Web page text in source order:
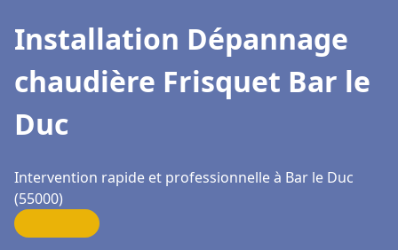
Installation Dépannage
chaudière Frisquet Bar le
Duc
Intervention rapide et professionnelle à Bar le Duc
(55000)